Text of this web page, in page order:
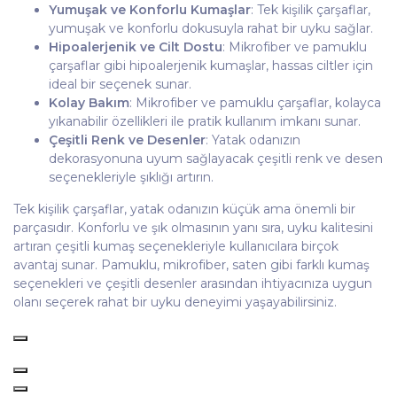
Yumuşak ve Konforlu Kumaşlar: Tek kişilik çarşaflar,
yumuşak ve konforlu dokusuyla rahat bir uyku sağlar.
Hipoalerjenik ve Cilt Dostu: Mikrofiber ve pamuklu
çarşaflar gibi hipoalerjenik kumaşlar, hassas ciltler için
ideal bir seçenek sunar.
Kolay Bakım: Mikrofiber ve pamuklu çarşaflar, kolayca
yıkanabilir özellikleri ile pratik kullanım imkanı sunar.
Çeşitli Renk ve Desenler: Yatak odanızın
dekorasyonuna uyum sağlayacak çeşitli renk ve desen
seçenekleriyle şıklığı artırın.
Tek kişilik çarşaflar, yatak odanızın küçük ama önemli bir
parçasıdır. Konforlu ve şık olmasının yanı sıra, uyku kalitesini
artıran çeşitli kumaş seçenekleriyle kullanıcılara birçok
avantaj sunar. Pamuklu, mikrofiber, saten gibi farklı kumaş
seçenekleri ve çeşitli desenler arasından ihtiyacınıza uygun
olanı seçerek rahat bir uyku deneyimi yaşayabilirsiniz.